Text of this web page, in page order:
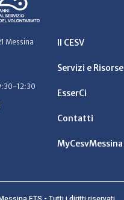
Messina
12:30
Il CESV
Servizi e Risorse
EsserCi
Contatti
MyCesvMessina